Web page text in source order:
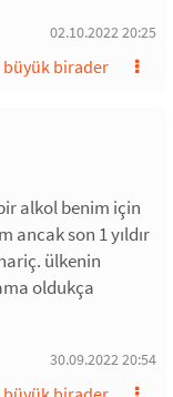
02.10.2022 20:25
büyük birader
alkol benim için
ancak son 1 yıldır
ülkenin
oldukça
30.09.2022 20:54